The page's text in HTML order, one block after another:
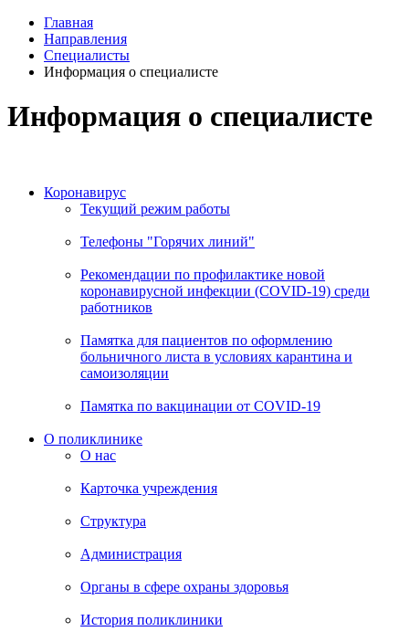
Главная
Направления
Специалисты
Информация о специалисте
Информация о специалисте
Коронавирус
Текущий режим работы
Телефоны "Горячих линий"
Рекомендации по профилактике новой
коронавирусной инфекции (COVID-19) среди
работников
Памятка для пациентов по оформлению
больничного листа в условиях карантина и
самоизоляции
Памятка по вакцинации от COVID-19
О поликлинике
О нас
Карточка учреждения
Структура
Администрация
Органы в сфере охраны здоровья
История поликлиники